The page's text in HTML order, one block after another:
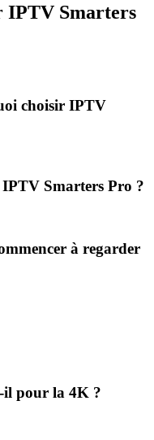
IPTV Smarters
choisir IPTV
Smarters Pro ?
à regarder
il pour la 4K ?